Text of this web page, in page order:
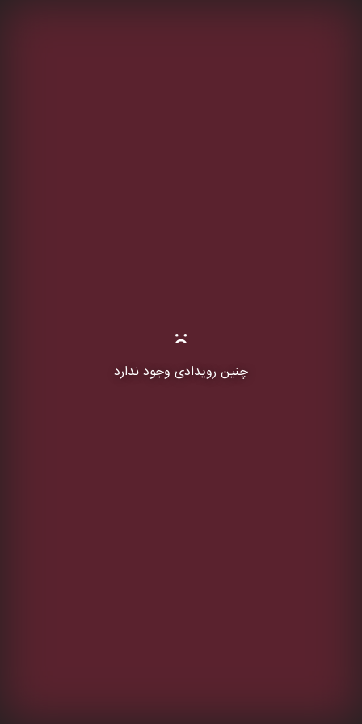
چنین رویدادی وجود ندارد